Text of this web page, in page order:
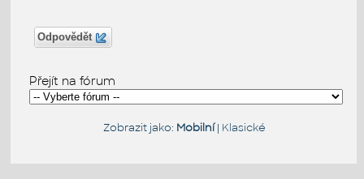
Odpovědět
Přejít na fórum
Zobrazit jako: Mobilní| Klasické